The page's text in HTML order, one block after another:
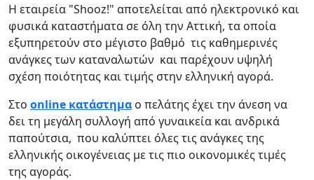
Η εταιρεία "Shooz!" αποτελείται από ηλεκτρονικό και
φυσικά καταστήματα σε όλη την Αττική, τα οποία
εξυπηρετούν στο μέγιστο βαθμό τις καθημερινές
ανάγκες των καταναλωτών και παρέχουν υψηλή
σχέση ποιότητας και τιμής στην ελληνική αγορά.
Στο online κατάστημα ο πελάτης έχει την άνεση να
δει τη μεγάλη συλλογή από γυναικεία και ανδρικά
παπούτσια, που καλύπτει όλες τις ανάγκες της
ελληνικής οικογένειας με τις πιο οικονομικές τιμές
της αγοράς.